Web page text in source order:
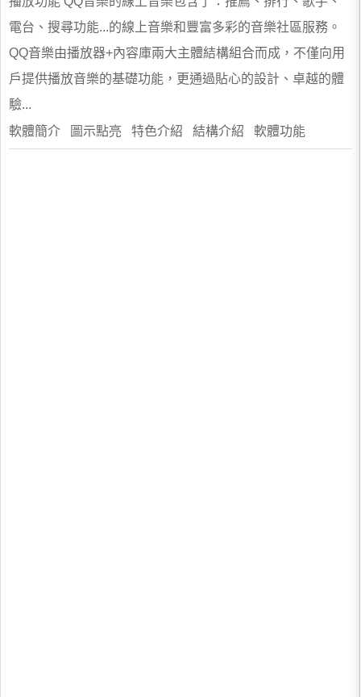
電台、搜尋功能...的線上音樂和豐富多彩的音樂社區服務。
QQ音樂由播放器+內容庫兩大主體結構組合而成，不僅向用
戶提供播放音樂的基礎功能，更通過貼心的設計、卓越的體
驗...
軟體簡介 圖示點亮 特色介紹 結構介紹 軟體功能